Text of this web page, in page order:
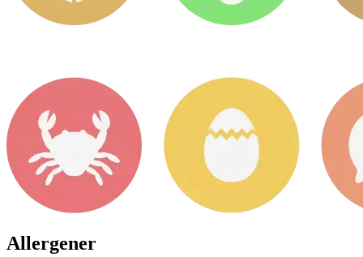
Allergener